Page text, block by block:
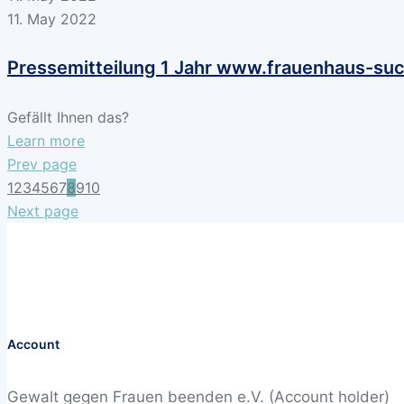
11. May 2022
Pressemitteilung 1 Jahr www.frauenhaus-
Gefällt Ihnen das?
Learn more
Prev page
12345678910
Next page
Account
Gewalt gegen Frauen beenden e.V. (Account holder)